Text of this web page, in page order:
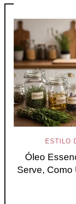
ESTILO
Óleo
Serve, Como